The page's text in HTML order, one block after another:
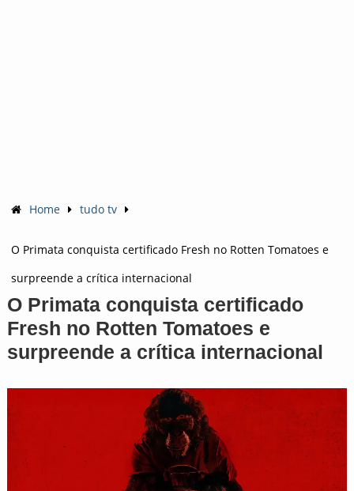
Home tudo tv
O Primata conquista certificado Fresh no Rotten Tomatoes e
surpreende a crítica internacional
O Primata conquista certificado
Fresh no Rotten Tomatoes e
surpreende a crítica internacional